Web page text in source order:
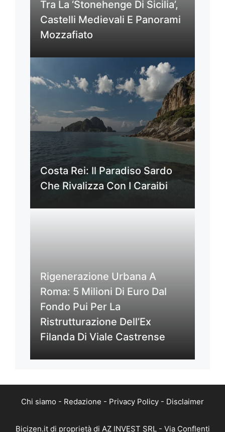
Tra La ‘Stonehenge Di Sicilia’,
Castelli Medievali E Panorami
Mozzafiato
Costa Rei: Il Paradiso Sardo
Che Rivalizza Con I Caraibi
Rigenerazione Urbana A
Roma: 5 Milioni Di Euro Dal
Fondo Pui Per La
Ristrutturazione Dell’Ex
Filanda Di Viale Castrense
Chi siamo - Redazione - Privacy Policy - Disclaimer
Bicizen.it di proprietà di AZ INVEST SRL - Via Conflenti